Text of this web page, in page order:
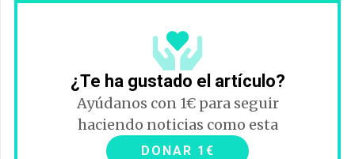
¿Te ha gustado el artículo?
Ayúdanos con 1€ para seguir
haciendo noticias como esta
DONAR 1€